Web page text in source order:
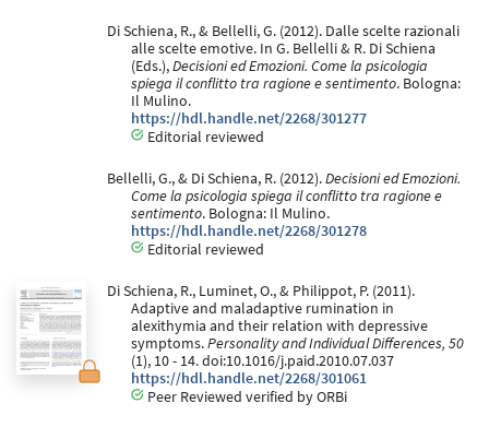
Di Schiena, R., & Bellelli, G. (2012). Dalle scelte razionali
alle scelte emotive. In G. Bellelli & R. Di Schiena
(Eds.),Decisioni ed Emozioni. Come la psicologia
spiega il conflitto tra ragione e sentimento. Bologna:
Il Mulino.
https://hdl.handle.net/2268/301277
Editorial reviewed
Bellelli, G., & Di Schiena, R. (2012).Decisioni ed Emozioni.
Come la psicologia spiega il conflitto tra ragione e
sentimento. Bologna: Il Mulino.
https://hdl.handle.net/2268/301278
Editorial reviewed
Di Schiena, R., Luminet, O., & Philippot, P. (2011).
Adaptive and maladaptive rumination in
alexithymia and their relation with depressive
symptoms.Personality and Individual Differences, 50
(1), 10 - 14. doi:10.1016/j.paid.2010.07.037
https://hdl.handle.net/2268/301061
Peer Reviewed verified by ORBi